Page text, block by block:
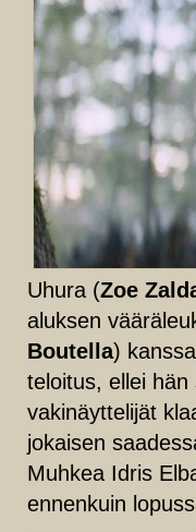
Uhura (Zoe
aluksen
Boutella)
teloitus, ellei
vakinäyttelijät
jokaisen
Muhkea Idris
ennenkuin